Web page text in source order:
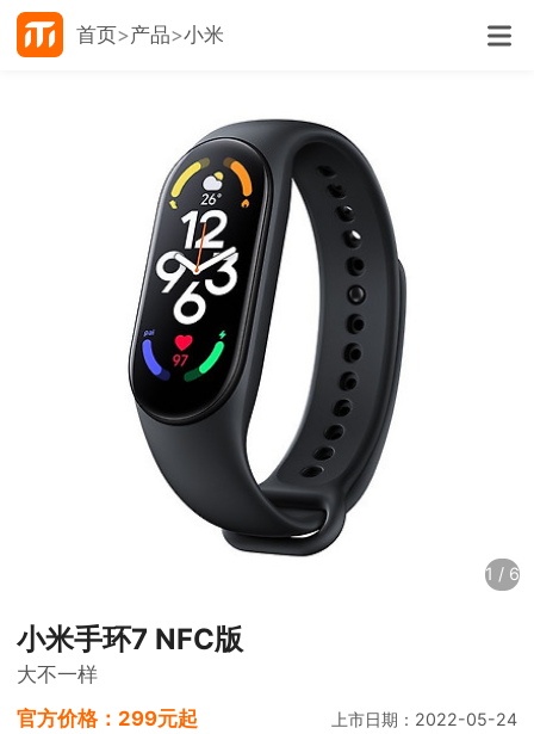
首页 产品 小米
1 / 6
小米手环7 NFC版
大不一样
官方价格： 299元起 上市日期：2022-05-24